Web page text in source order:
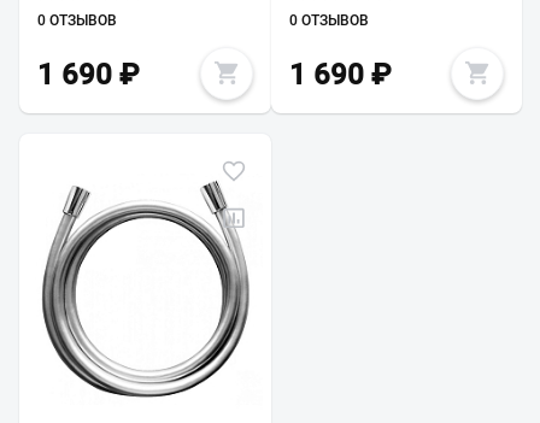
0 ОТЗЫВОВ
1 690 ₽
0 ОТЗЫВОВ
1 690₽